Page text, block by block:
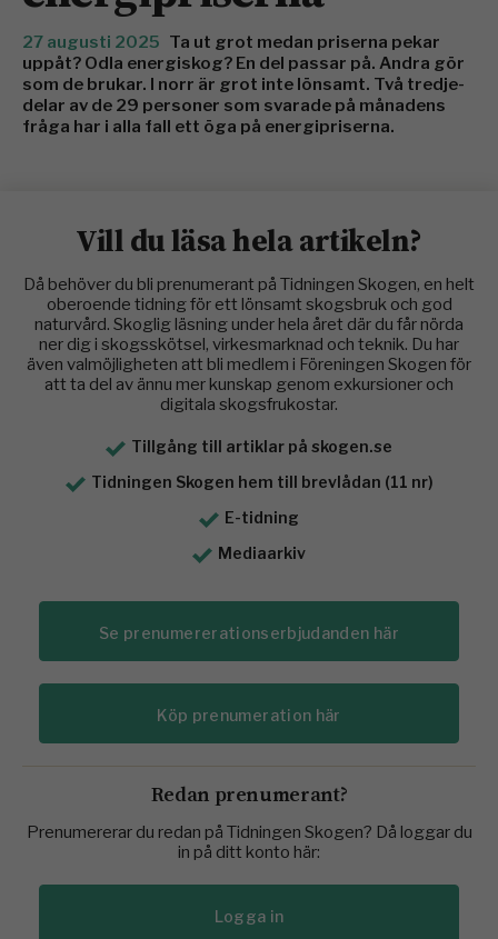
27 augusti 2025 Ta ut grot medan priserna pekar
uppåt? Odla energiskog? En del passar på. Andra gör
som de brukar. I norr är grot inte lönsamt. Två tredje­
delar av de 29 personer som svarade på månadens
fråga har i alla fall ett öga på energipriserna.
Vill du läsa hela artikeln?
Då behöver du bli prenumerant på Tidningen Skogen, en helt
oberoende tidning för ett lönsamt skogsbruk och god
naturvård. Skoglig läsning under hela året där du får nörda
ner dig i skogsskötsel, virkesmarknad och teknik. Du har
även valmöjligheten att bli medlem i Föreningen Skogen för
att ta del av ännu mer kunskap genom exkursioner och
digitala skogsfrukostar.
Tillgång till artiklar på skogen.se
Tidningen Skogen hem till brevlådan (11 nr)
E-tidning
Mediaarkiv
Se prenumererationserbjudanden här
Köp prenumeration här
Redan prenumerant?
Prenumererar du redan på Tidningen Skogen? Då loggar du
in på ditt konto här:
Logga in